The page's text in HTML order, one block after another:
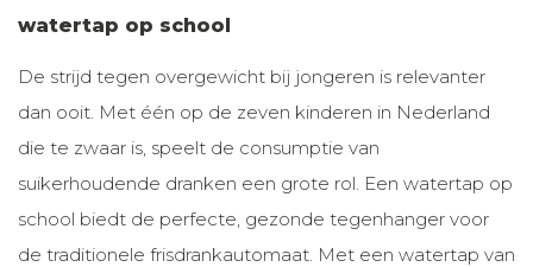
watertap op school
De strijd tegen overgewicht bij jongeren is relevanter
dan ooit. Met één op de zeven kinderen in Nederland
die te zwaar is, speelt de consumptie van
suikerhoudende dranken een grote rol. Een watertap op
school biedt de perfecte, gezonde tegenhanger voor
de traditionele frisdrankautomaat. Met een watertap van